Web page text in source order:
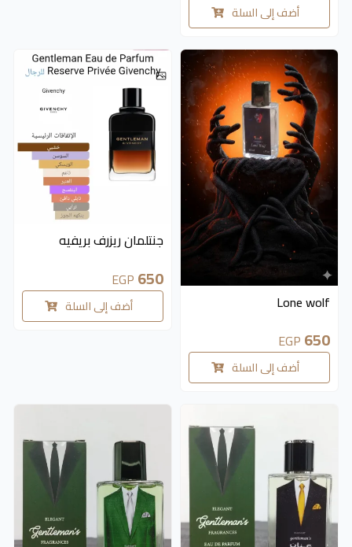
أضف إلى السلة
Lone wolf
650
EGP
أضف إلى السلة
جنتلمان ريزرف بريفيه
650
EGP
أضف إلى السلة